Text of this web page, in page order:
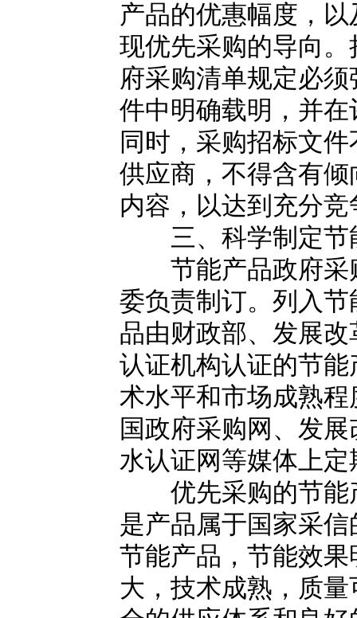
产品的优惠幅度，
现优先采购的导向
府采购清单规定必
件中明确载明，并
同时，采购招标文
供应商，不得含有
内容，以达到充分
三、科学制定节
节能产品政府采
委负责制订。列入
品由财政部、发展
认证机构认证的节
术水平和市场成熟
国政府采购网、发
水认证网等媒体上
优先采购的节能
是产品属于国家采
节能产品，节能效
大，技术成熟，质